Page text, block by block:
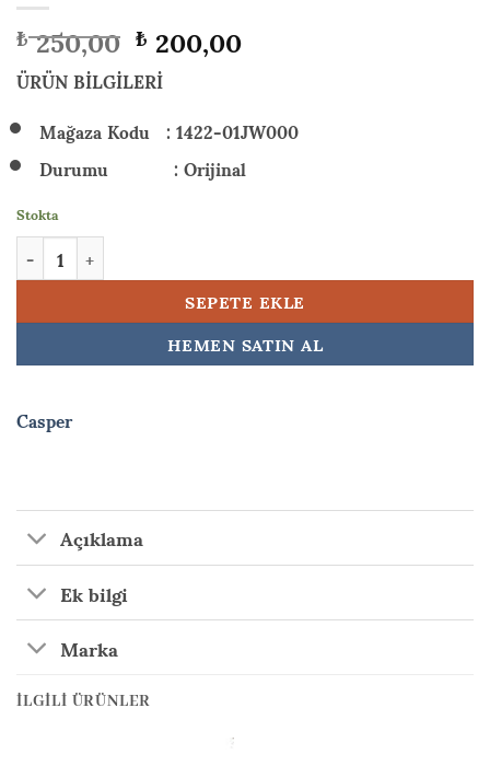
₺250,00 Orijinal
fiyat:
₺ 250,00.
₺200,00Şuandaki
₺ 200,00.
ÜRÜN BİLGİLERİ
Mağaza Kodu : 1422-01JW000
Durumu : Orijinal
Stokta
Casper Nirvana C15 CSD CSY CSU CGU Lcd Flex Data Kablosu
SEPETE EKLE
HEMEN SATIN AL
Casper
Açıklama
Ek bilgi
Marka
İLGILI ÜRÜNLER